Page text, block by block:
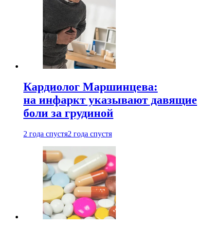
Кардиолог Маршинцева:
на инфаркт указывают давящие
боли за грудиной
2 года спустя2 года спустя